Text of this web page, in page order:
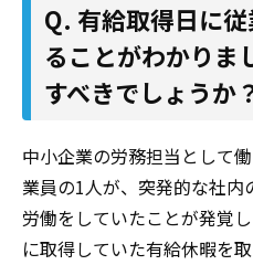
Q. 有給取得日に
ることがわかりま
すべきでしょうか
中小企業の労務担当として
業員の1人が、突発的な社
労働をしていたことが発覚
に取得していた有給休暇を